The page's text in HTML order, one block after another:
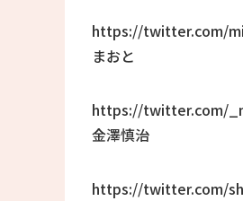
https://twitter.com/
まおと
https://twitter.com/
金澤慎治
https://twitter.com/